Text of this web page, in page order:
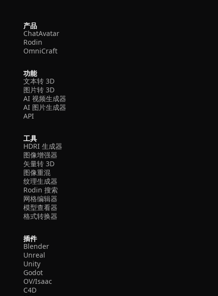
产品
ChatAvatar
Rodin
OmniCraft
功能
文本转 3D
图片转 3D
AI 视频生成器
AI 图片生成器
API
工具
HDRI 生成器
图像增强器
矢量转 3D
图像重混
纹理生成器
Rodin 搜索
网格编辑器
模型查看器
格式转换器
插件
Blender
Unreal
Unity
Godot
OV/Isaac
C4D